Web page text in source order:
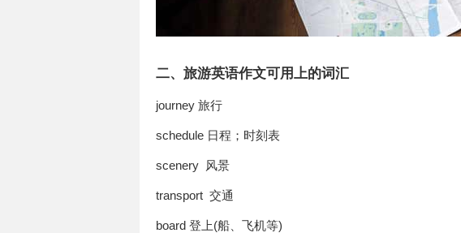
二、旅游英语作文可用上的词汇
journey 旅行
schedule 日程；时刻表
scenery 风景
transport 交通
board 登上(船、飞机等)